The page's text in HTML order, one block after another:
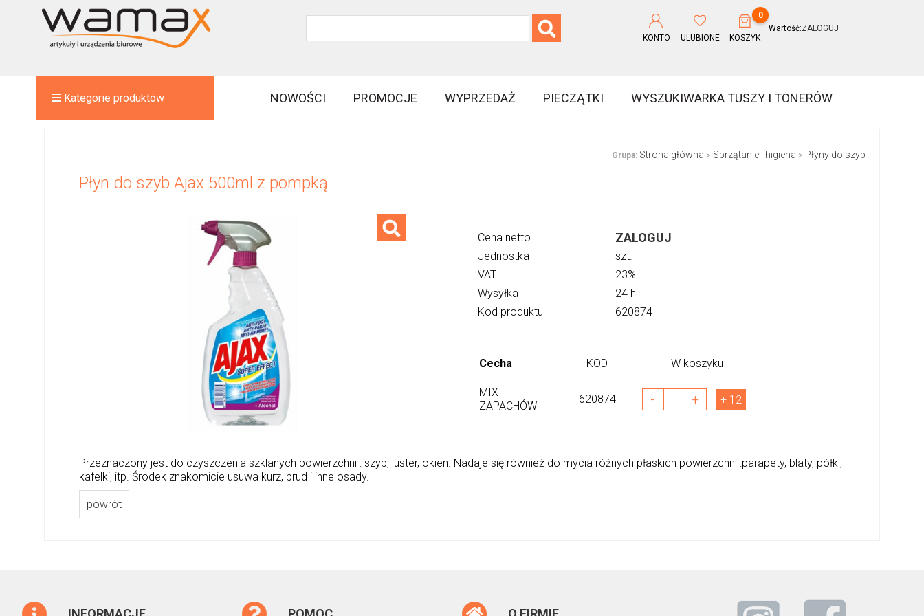
KONTO ULUBIONE
0
KOSZYK
Wartość:ZALOGUJ
Kategorie produktów NOWOŚCI PROMOCJE WYPRZEDAŻ PIECZĄTKI WYSZUKIWARKA TUSZY I TONERÓW
Grupa: Strona główna > Sprzątanie i higiena > Płyny do szyb
Płyn do szyb Ajax 500ml z pompką
Cena netto ZALOGUJ
Jednostka
szt.
VAT
23%
Wysyłka
24 h
Kod produktu
620874
Cecha KOD W koszyku
MIX
ZAPACHÓW
620874 - + + 12
Przeznaczony jest do czyszczenia szklanych powierzchni : szyb, luster, okien. Nadaje się również do mycia różnych płaskich powierzchni :parapety, blaty, półki,
kafelki, itp. Środek znakomicie usuwa kurz, brud i inne osady.
powrót